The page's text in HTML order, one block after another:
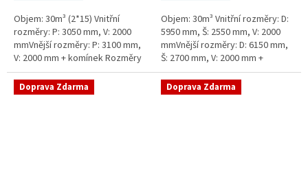
Objem: 30m³ (2*15) Vnitřní
rozměry: P: 3050 mm, V: 2000
mmVnější rozměry: P: 3100 mm,
V: 2000 mm + komínek Rozměry
nádrže možno jakkoliv upravit -
vyrobíme nádrž na...
Objem: 30m³ Vnitřní rozměry: D:
5950 mm, Š: 2550 mm, V: 2000
mmVnější rozměry: D: 6150 mm,
Š: 2700 mm, V: 2000 mm +
komínek Běžná doba dodání 2-3
týdny od objednávky. Rozměry...
Doprava Zdarma Doprava Zdarma